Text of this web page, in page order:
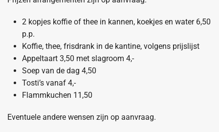
2 kopjes koffie of thee in kannen, koekjes en water 6,50
p.p.
Koffie, thee, frisdrank in de kantine, volgens prijslijst
Appeltaart 3,50 met slagroom 4,-
Soep van de dag 4,50
Tosti’s vanaf 4,-
Flammkuchen 11,50
Eventuele andere wensen zijn op aanvraag.